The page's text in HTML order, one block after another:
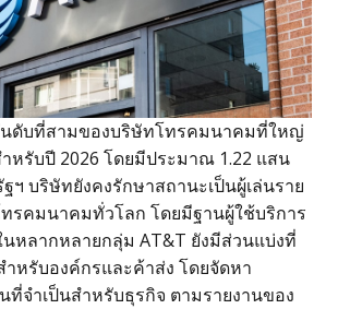
นดับที่สามของบริษัทโทรคมนาคมที่ใหญ่
หรับปี 2026 โดยมีประมาณ 1.22 แสน
ฯ บริษัทยังคงรักษาสถานะเป็นผู้เล่นราย
คมนาคมทั่วโลก โดยมีฐานผู้ใช้บริการ
หลากหลายกลุ่ม AT&T ยังมีส่วนแบ่งที่
หรับองค์กรและค้าส่ง โดยจัดหา
ที่จำเป็นสำหรับธุรกิจ ตามรายงานของ